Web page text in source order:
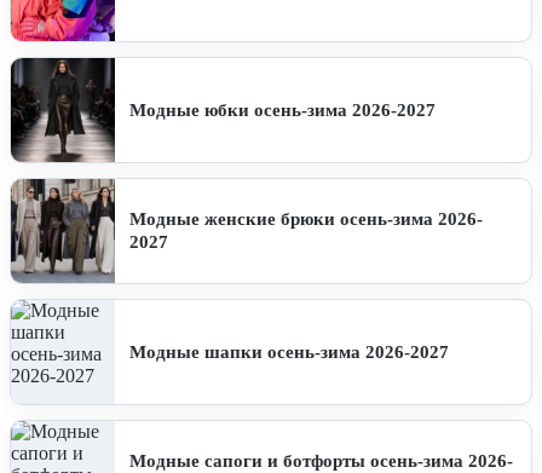
Модные юбки осень-зима 2026-2027
Модные женские брюки осень-зима 2026-
2027
Модные шапки осень-зима 2026-2027
Модные сапоги и ботфорты осень-зима 2026-